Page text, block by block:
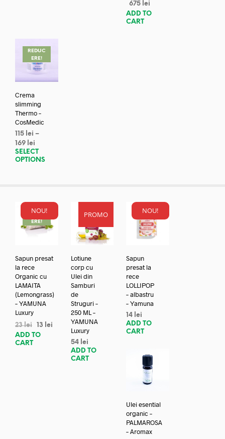
675 lei
ADD TO
CART
REDUC
ERE!
Crema
slimming
Thermo –
CosMedic
115 lei –
169 lei
SELECT
OPTIONS
NOU!
REDUC
ERE!
Sapun presat
la rece
Organic cu
LAMAITA
(Lemongrass)
– YAMUNA
Luxury
23lei 13
lei
ADD TO
CART
PROMO
Lotiune
corp cu
Ulei din
Samburi
de
Struguri –
250 ML –
YAMUNA
Luxury
54 lei
ADD TO
CART
NOU!
Sapun
presat la
rece
LOLLIPOP
– albastru
– Yamuna
14 lei
ADD TO
CART
Ulei esential
organic –
PALMAROSA
– Aromax